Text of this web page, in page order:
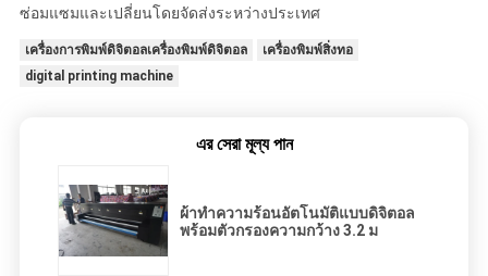
ซ่อมแซมและเปลี่ยนโดยจัดส่งระหว่างประเทศ
เครื่องการพิมพ์ดิจิตอลเครื่องพิมพ์ดิจิตอล
เครื่องพิมพ์สิ่งทอ
digital printing machine
এর সেরা মূল্য পান
ผ้าทำความร้อนอัตโนมัติแบบดิจิตอล
พร้อมตัวกรองความกว้าง 3.2 ม